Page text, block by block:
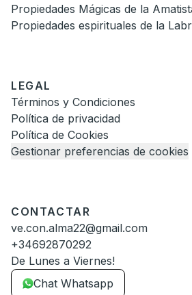
Propiedades Mágicas de la
Propiedades espirituales de la
LEGAL
Términos y Condiciones
Política de privacidad
Política de Cookies
Gestionar preferencias de cookies
CONTACTAR
ve.con.alma22@gmail.com
+34692870292
De Lunes a Viernes!
Chat Whatsapp